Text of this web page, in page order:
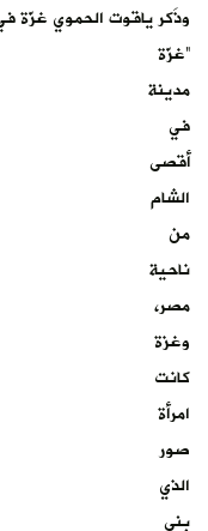
وذَكر ياقوت الحموي غزّة
“غزّة
مدينة
في
أقصى
الشام
من
ناحية
مصر،
وغزة
كانت
امرأة
صور
الذي
بنى